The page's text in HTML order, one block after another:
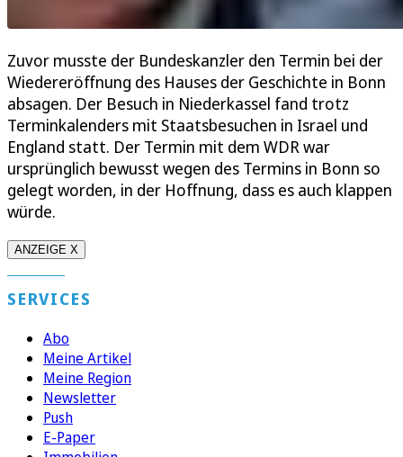
Zuvor musste der Bundeskanzler den Termin bei der
Wiedereröffnung des Hauses der Geschichte in Bonn
absagen. Der Besuch in Niederkassel fand trotz
Terminkalenders mit Staatsbesuchen in Israel und
England statt. Der Termin mit dem WDR war
ursprünglich bewusst wegen des Termins in Bonn so
gelegt worden, in der Hoffnung, dass es auch klappen
würde.
ANZEIGE X
SERVICES
Abo
Meine Artikel
Meine Region
Newsletter
Push
E-Paper